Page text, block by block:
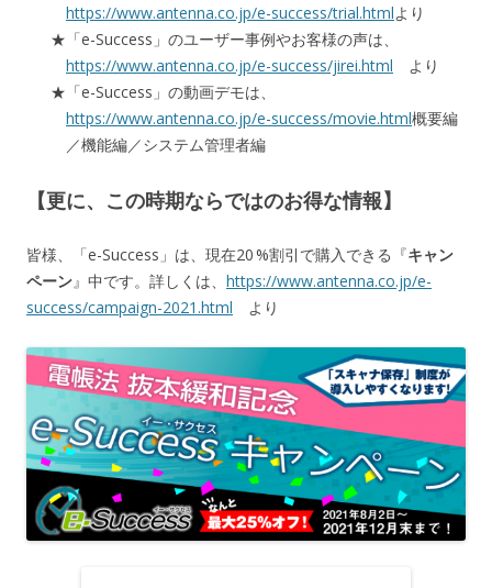
https://www.antenna.co.jp/e-success/trial.htmlより
「e-Success」のユーザー事例やお客様の声は、
https://www.antenna.co.jp/e-success/jirei.html より
「e-Success」の動画デモは、
https://www.antenna.co.jp/e-success/movie.html概要編
／機能編／システム管理者編
【更に、この時期ならではのお得な情報】
皆様、「e-Success」は、現在20 %割引で購入できる『キャン
ペーン』中です。詳しくは、 https://www.antenna.co.jp/e-
success/campaign-2021.html より